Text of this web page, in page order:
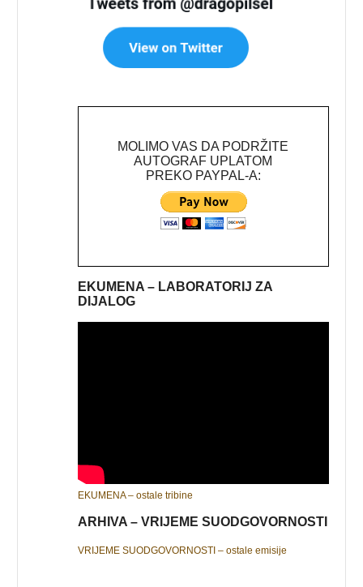
MOLIMO VAS DA PODRŽITE
AUTOGRAF UPLATOM
PREKO PAYPAL-A:
EKUMENA – LABORATORIJ ZA
DIJALOG
EKUMENA – ostale tribine
ARHIVA – VRIJEME SUODGOVORNOSTI
VRIJEME SUODGOVORNOSTI – ostale emisije